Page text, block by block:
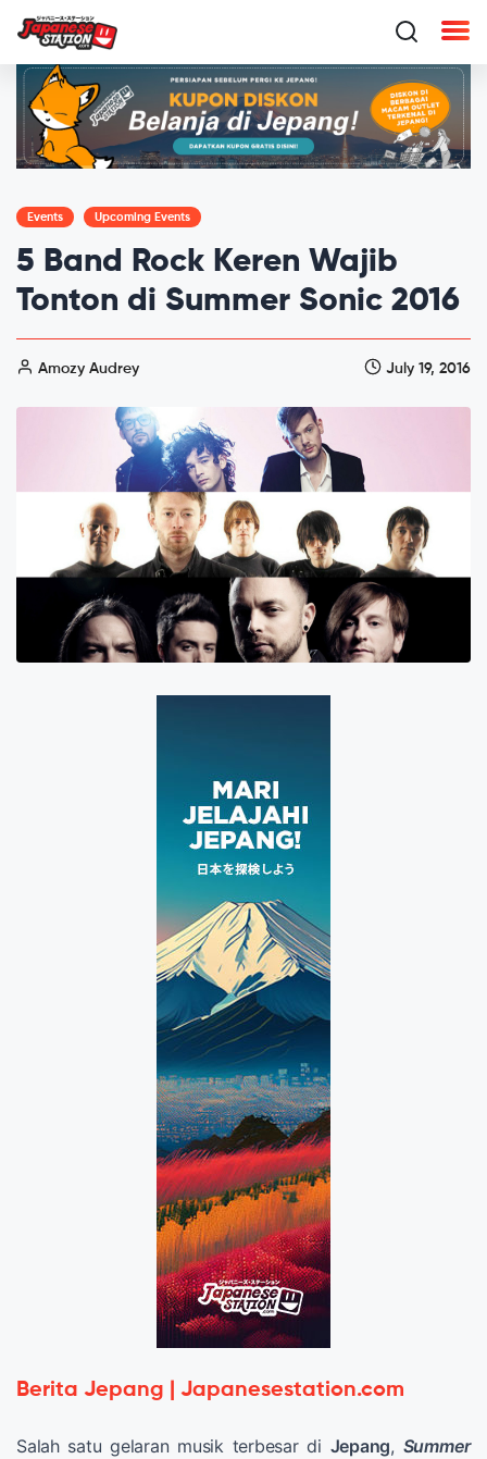
Events Upcoming Events
5 Band Rock Keren Wajib
Tonton di Summer Sonic 2016
Amozy Audrey July 19, 2016
Berita Jepang | Japanesestation.com
Salah satu gelaran musik terbesar di Jepang, Summer